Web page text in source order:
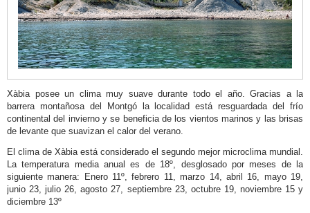
llegar
Dónde
comer
Dónde
dormir
Oficinas
de
turismo
Mapas
y
folletos
Xàbia posee un clima muy suave durante todo el año. Gracias a la
barrera montañosa del Montgó la localidad está resguardada del frío
continental del invierno y se beneficia de los vientos marinos y las brisas
de levante que suavizan el calor del verano.
El clima de Xàbia está considerado el segundo mejor microclima mundial.
La temperatura media anual es de 18º, desglosado por meses de la
siguiente manera: Enero 11º, febrero 11, marzo 14, abril 16, mayo 19,
junio 23, julio 26, agosto 27, septiembre 23, octubre 19, noviembre 15 y
diciembre 13º